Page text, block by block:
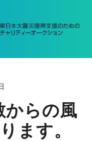
からの風
ます。